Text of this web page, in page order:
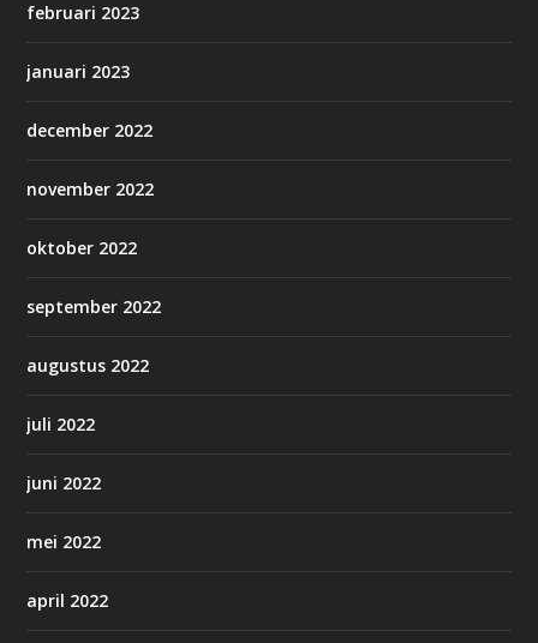
februari 2023
januari 2023
december 2022
november 2022
oktober 2022
september 2022
augustus 2022
juli 2022
juni 2022
mei 2022
april 2022